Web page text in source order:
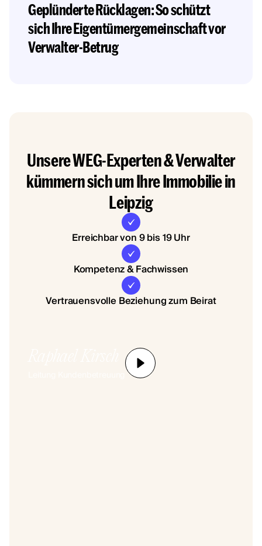
Geplünderte Rücklagen: So schützt
sich Ihre Eigentümergemeinschaft vor
Verwalter-Betrug
Unsere WEG-Experten & Verwalter
kümmern sich um Ihre Immobilie in
Leipzig
Erreichbar von 9 bis 19 Uhr
Kompetenz & Fachwissen
Vertrauensvolle Beziehung zum Beirat